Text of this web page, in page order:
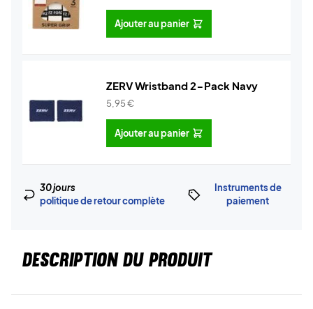
Ajouter au panier
ZERV Wristband 2-Pack Navy
5,95€
Ajouter au panier
30 jours
politique de retour complète
Instruments de
paiement
DESCRIPTION DU PRODUIT